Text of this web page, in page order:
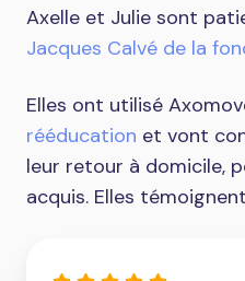
Axelle et Julie sont
Jacques Calvé de la
Elles ont utilisé
rééducation et vont
leur retour à domicile,
acquis. Elles